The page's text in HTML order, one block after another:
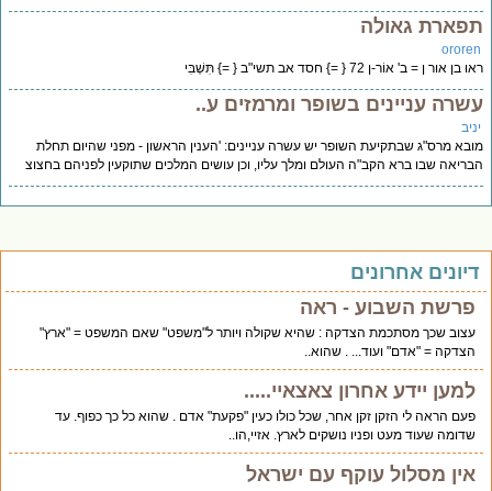
גאולה
אור ן = ב' אוֹר-ן 72 { =} חסד אב תשי"ב { =} תִּשְׁבִּי
עניינים בשופר ומרמזים ע..
מרס"ג שבתקיעת השופר יש עשרה עניינים: 'הענין הראשון - מפני שהיום תחלת
שבו ברא הקב"ה העולם ומלך עליו, וכן עושים המלכים שתוקעין לפניהם בחצוצ
אחרונים
פרשת השבוע - ראה
עצוב שכך מסתכמת הצדקה : שהיא שקולה ויותר ל"משפט" שאם המשפט = "ארץ"
הצדקה = "אדם" ועוד... . שהוא..
למען יידע אחרון צאצאיי.....
פעם הראה לי הזקן זקן אחר, שכל כולו כעין "פקעת" אדם . שהוא כל כך כפוף. עד
שדומה שעוד מעט ופניו נושקים לארץ. אזיי,הו..
אין מסלול עוקף עם ישראל